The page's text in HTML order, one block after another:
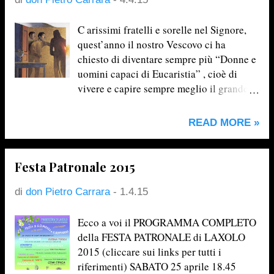
Fausto Resmini (che ci ha ringraziato via
email). L'altra iniziativa, promossa per i
ragazzi dal Centro Missionario
Diocesano a favore delle nostre Missioni
di Bolivia, Cuba e Costa D'Avorio ( Il
Sacchettino missionario ) ha fruttato
consegnati solo 24 sacchetti). Li abbiamo
uniti ai 121€ raccolti il Mercoledì delle
Ceneri e li abbiamo devoluti interamente
( 320,00€ ) ...
C arissimi fratelli e sorelle nel Signore,
quest’anno il nostro Vescovo ci ha
chiesto di diventare sempre più “Donne e
uomini capaci di Eucaristia” , cioè di
vivere e capire sempre meglio il grande
Ma cos’è l’Eucaristia? È la Messa… è la
cena, nella quale Gesù ci nutre.
Nell’ultima catechesi vicariale di
Quaresima, il predicatore, don Giovanni,
ci ha lasciato una provocazione
libro studiato di recente… Perché Gesù
si definisce il “Buon Pastore” ed è stato
spesso rappresentato così dalla Chiesa
primitiva? Perché Pastor (“pastore” in
READ MORE »
Festa Patronale 2015
di don Pietro Carrara - 1.4.15
Ecco a voi il PROGRAMMA COMPLETO
della FESTA PATRONALE di LAXOLO
2015 (cliccare sui links per tutti i
riferimenti) SABATO 25 aprile 18.45